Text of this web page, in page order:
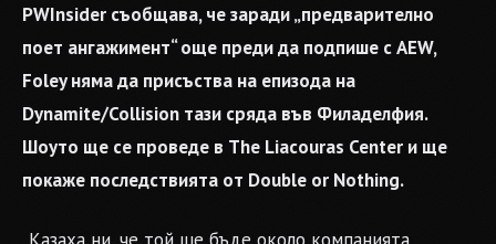
PWInsider съобщава, че заради „предварително
поет ангажимент“ още преди да подпише с AEW,
Foley няма да присъства на епизода на
Dynamite/Collision тази сряда във Филаделфия.
Шоуто ще се проведе в The Liacouras Center и ще
покаже последствията от Double or Nothing.
„Казаха ни, че той ще бъде около компанията